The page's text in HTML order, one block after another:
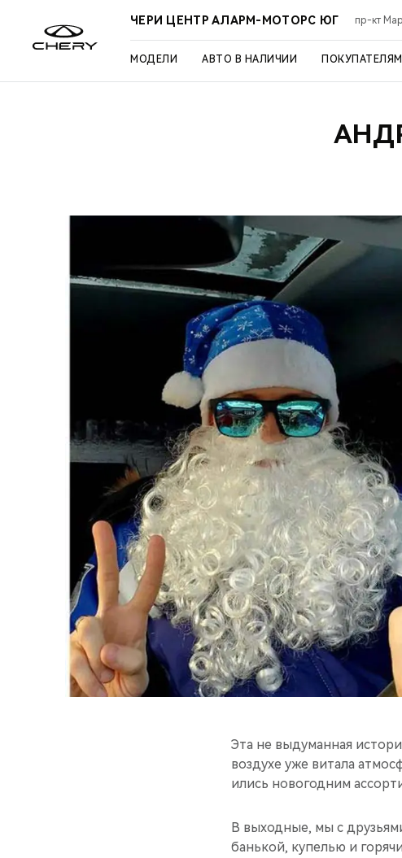
ЧЕРИ ЦЕНТР АЛАРМ-МОТОРС ЮГ пр-кт
МОДЕЛИ АВТО В НАЛИЧИИ ПОКУПАТЕЛЯМ
Эта не выдуманная
воздухе уже витала
ились новогодним
В выходные, мы с
банькой, ку­пелью и